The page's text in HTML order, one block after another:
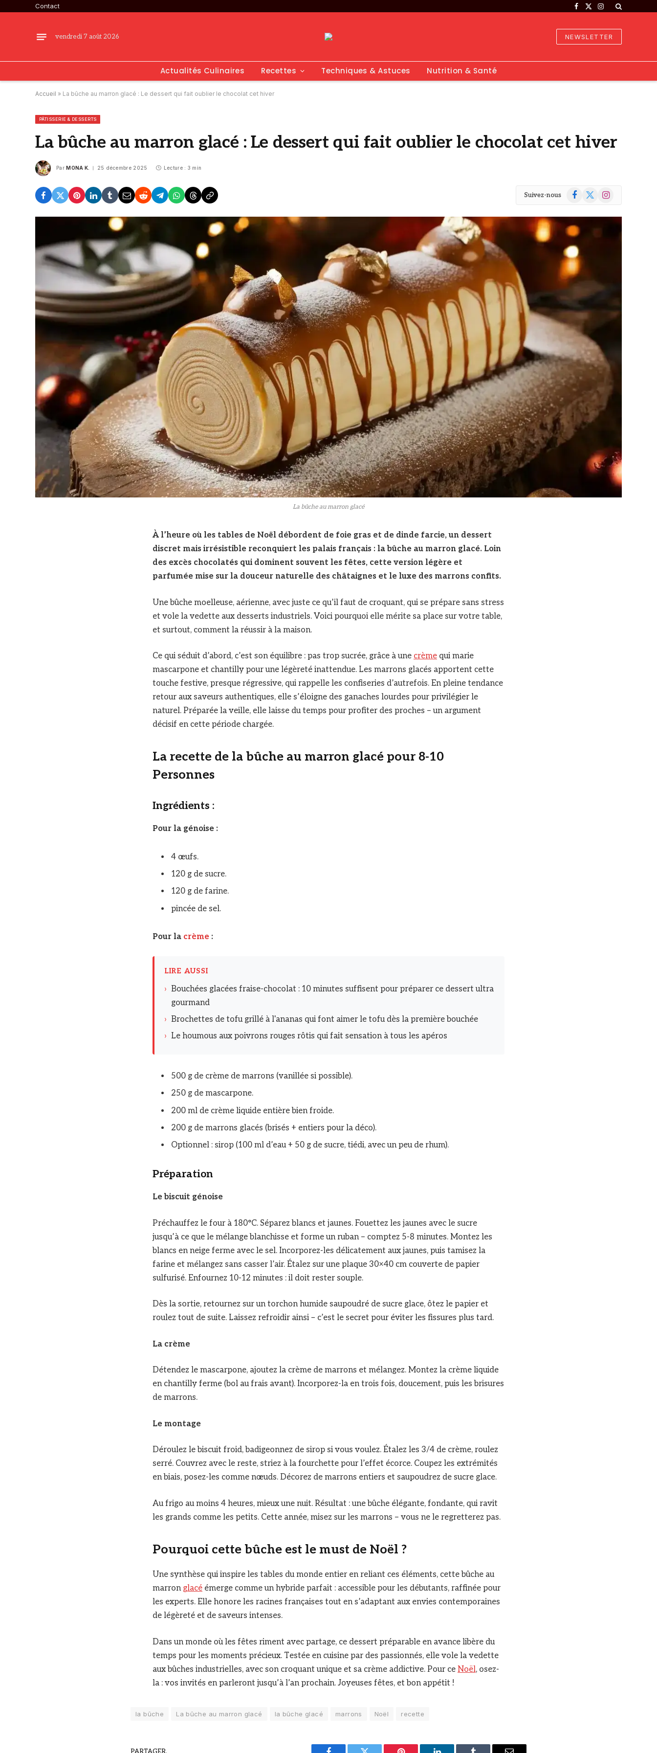
Contact
Facebook
X
Instagram
vendredi 7 août 2026 NEWSLETTER
Actualités Culinaires Recettes Techniques & Astuces Nutrition & Santé
Accueil » La bûche au marron glacé : Le dessert qui fait oublier le chocolat cet hiver
PÂTISSERIE & DESSERTS
La bûche au marron glacé : Le dessert qui fait oublier le chocolat cet hiver
Par MONA K. 25 décembre 2025 Lecture : 3 min
Suivez-nous Facebook
X
Instagram
La bûche au marron glacé
À l’heure où les tables de Noël débordent de foie gras et de dinde farcie, un dessert
discret mais irrésistible reconquiert les palais français : la bûche au marron glacé. Loin
des excès chocolatés qui dominent souvent les fêtes, cette version légère et
parfumée mise sur la douceur naturelle des châtaignes et le luxe des marrons confits.
Une bûche moelleuse, aérienne, avec juste ce qu’il faut de croquant, qui se prépare sans stress
et vole la vedette aux desserts industriels. Voici pourquoi elle mérite sa place sur votre table,
et surtout, comment la réussir à la maison.
Ce qui séduit d’abord, c’est son équilibre : pas trop sucrée, grâce à une crème qui marie
mascarpone et chantilly pour une légèreté inattendue. Les marrons glacés apportent cette
touche festive, presque régressive, qui rappelle les confiseries d’autrefois. En pleine tendance
retour aux saveurs authentiques, elle s’éloigne des ganaches lourdes pour privilégier le
naturel. Préparée la veille, elle laisse du temps pour profiter des proches – un argument
décisif en cette période chargée.
La recette de la bûche au marron glacé pour 8-10
Personnes
Ingrédients :
Pour la génoise :
4 œufs.
120 g de sucre.
120 g de farine.
pincée de sel.
Pour la crème :
LIRE AUSSI
› Bouchées glacées fraise-chocolat : 10 minutes suffisent pour préparer ce dessert ultra
gourmand
› Brochettes de tofu grillé à l'ananas qui font aimer le tofu dès la première bouchée
› Le houmous aux poivrons rouges rôtis qui fait sensation à tous les apéros
500 g de crème de marrons (vanillée si possible).
250 g de mascarpone.
200 ml de crème liquide entière bien froide.
200 g de marrons glacés (brisés + entiers pour la déco).
Optionnel : sirop (100 ml d’eau + 50 g de sucre, tiédi, avec un peu de rhum).
Préparation
Le biscuit génoise
Préchauffez le four à 180°C. Séparez blancs et jaunes. Fouettez les jaunes avec le sucre
jusqu’à ce que le mélange blanchisse et forme un ruban – comptez 5-8 minutes. Montez les
blancs en neige ferme avec le sel. Incorporez-les délicatement aux jaunes, puis tamisez la
farine et mélangez sans casser l’air. Étalez sur une plaque 30×40 cm couverte de papier
sulfurisé. Enfournez 10-12 minutes : il doit rester souple.
Dès la sortie, retournez sur un torchon humide saupoudré de sucre glace, ôtez le papier et
roulez tout de suite. Laissez refroidir ainsi – c’est le secret pour éviter les fissures plus tard.
La crème
Détendez le mascarpone, ajoutez la crème de marrons et mélangez. Montez la crème liquide
en chantilly ferme (bol au frais avant). Incorporez-la en trois fois, doucement, puis les brisures
de marrons.
Le montage
Déroulez le biscuit froid, badigeonnez de sirop si vous voulez. Étalez les 3/4 de crème, roulez
serré. Couvrez avec le reste, striez à la fourchette pour l’effet écorce. Coupez les extrémités
en biais, posez-les comme nœuds. Décorez de marrons entiers et saupoudrez de sucre glace.
Au frigo au moins 4 heures, mieux une nuit. Résultat : une bûche élégante, fondante, qui ravit
les grands comme les petits. Cette année, misez sur les marrons – vous ne le regretterez pas.
Pourquoi cette bûche est le must de Noël ?
Une synthèse qui inspire les tables du monde entier en reliant ces éléments, cette bûche au
marron glacé émerge comme un hybride parfait : accessible pour les débutants, raffinée pour
les experts. Elle honore les racines françaises tout en s’adaptant aux envies contemporaines
de légèreté et de saveurs intenses.
Dans un monde où les fêtes riment avec partage, ce dessert préparable en avance libère du
temps pour les moments précieux. Testée en cuisine par des passionnés, elle vole la vedette
aux bûches industrielles, avec son croquant unique et sa crème addictive. Pour ce Noël, osez-
la : vos invités en parleront jusqu’à l’an prochain. Joyeuses fêtes, et bon appétit !
la bûche La bûche au marron glacé la bûche glacé marrons Noël recette